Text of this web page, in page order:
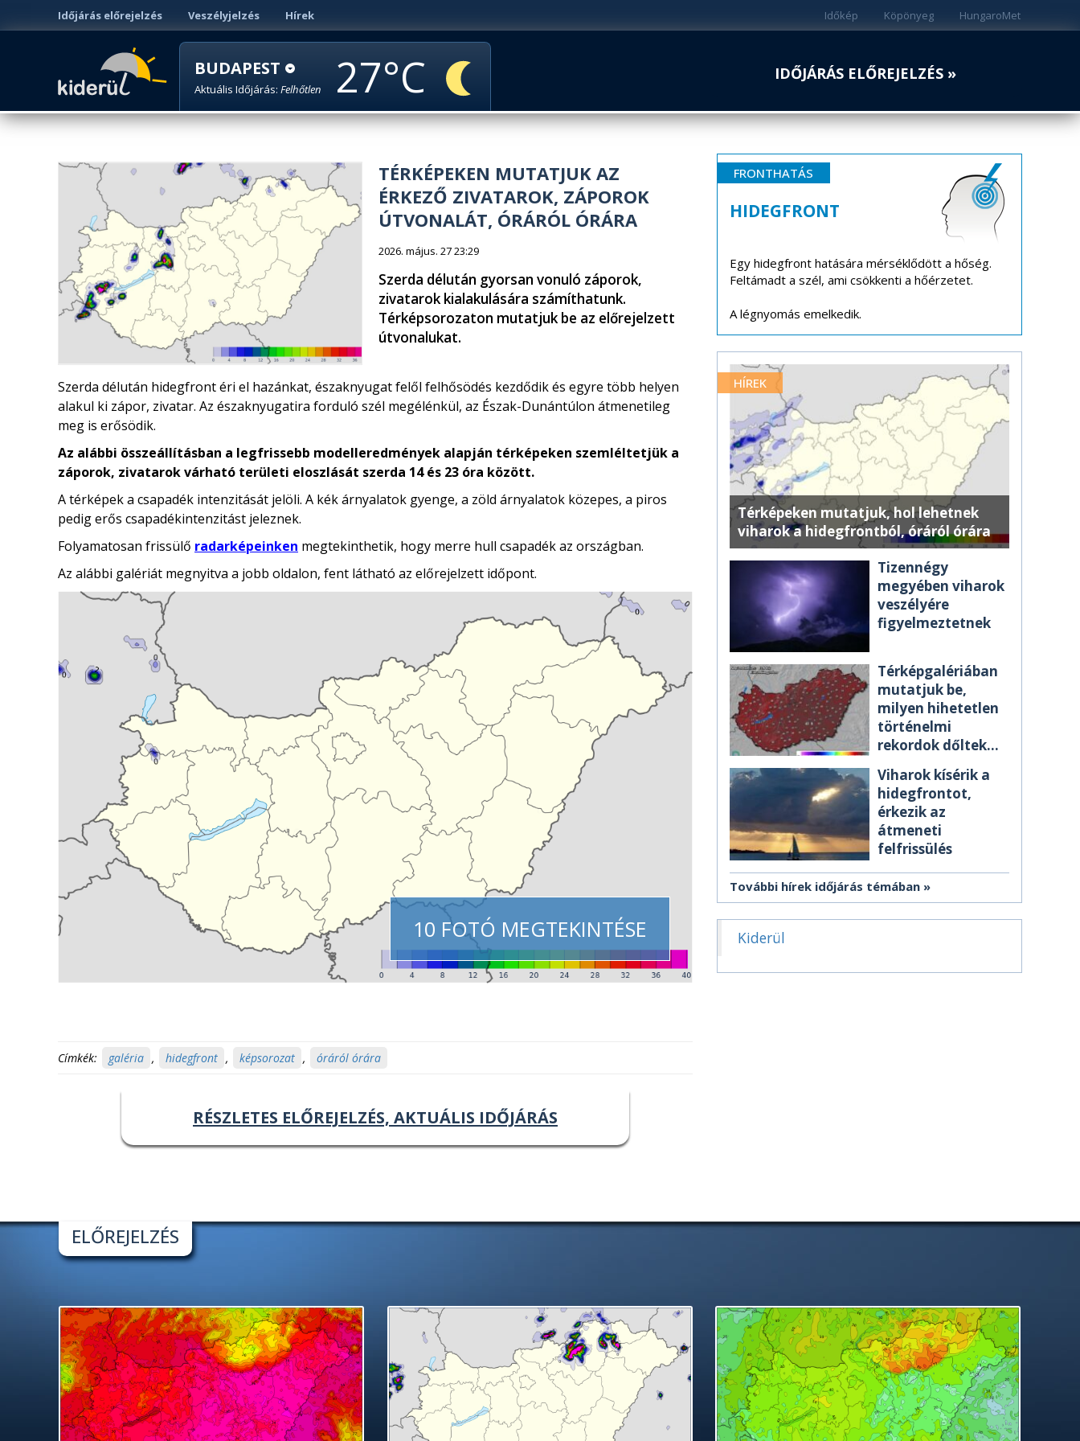
Időjárás előrejelzés Veszélyjelzés Hírek HungaroMet
Köpönyeg
Időkép
BUDAPEST
Aktuális Időjárás: Felhőtlen 27 IDŐJÁRÁS ELŐREJELZÉS »
TÉRKÉPEKEN MUTATJUK AZ
ÉRKEZŐ ZIVATAROK, ZÁPOROK
ÚTVONALÁT, ÓRÁRÓL ÓRÁRA
2026. május. 27 23:29
Szerda délután gyorsan vonuló záporok,
zivatarok kialakulására számíthatunk.
Térképsorozaton mutatjuk be az előrejelzett
útvonalukat.
Szerda délután hidegfront éri el hazánkat, északnyugat felől felhősödés kezdődik és egyre több helyen
alakul ki zápor, zivatar. Az északnyugatira forduló szél megélénkül, az Észak-Dunántúlon átmenetileg
meg is erősödik.
Az alábbi összeállításban a legfrissebb modelleredmények alapján térképeken szemléltetjük a
záporok, zivatarok várható területi eloszlását szerda 14 és 23 óra között.
A térképek a csapadék intenzitását jelöli. A kék árnyalatok gyenge, a zöld árnyalatok közepes, a piros
pedig erős csapadékintenzitást jeleznek.
Folyamatosan frissülő radarképeinken megtekinthetik, hogy merre hull csapadék az országban.
Az alábbi galériát megnyitva a jobb oldalon, fent látható az előrejelzett időpont.
10 FOTÓ MEGTEKINTÉSE
Címkék: galéria , hidegfront , képsorozat , óráról órára
RÉSZLETES ELŐREJELZÉS, AKTUÁLIS IDŐJÁRÁS
FRONTHATÁS
HIDEGFRONT
Egy hidegfront hatására mérséklődött a hőség.
Feltámadt a szél, ami csökkenti a hőérzetet.
A légnyomás emelkedik.
HÍREK
Térképeken mutatjuk, hol lehetnek
viharok a hidegfrontból, óráról órára
Tizennégy
megyében viharok
veszélyére
figyelmeztetnek
Térképgalériában
mutatjuk be,
milyen hihetetlen
történelmi
rekordok dőltek
Viharok kísérik a
hidegfrontot,
érkezik az
átmeneti
felfrissülés
További hírek időjárás témában
Kiderül
ELŐREJELZÉS